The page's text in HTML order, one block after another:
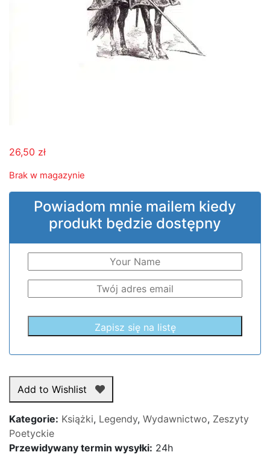
26,50 zł
Brak w magazynie
Powiadom mnie mailem kiedy
produkt będzie dostępny
Add to Wishlist
Kategorie: Książki, Legendy, Wydawnictwo, Zeszyty
Poetyckie
Przewidywany termin wysyłki: 24h